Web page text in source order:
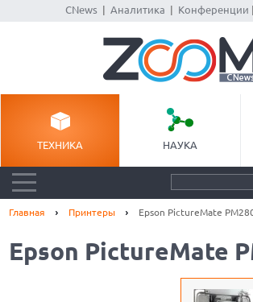
CNews| Аналитика Конференции
ТЕХНИКА НАУКА
Главная Принтеры Epson PictureMate
Epson PictureMate